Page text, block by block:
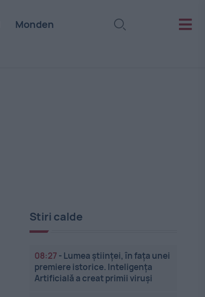
Monden
Stiri calde
08:27 - Lumea științei, în fața unei
premiere istorice. Inteligența
Artificială a creat primii viruși